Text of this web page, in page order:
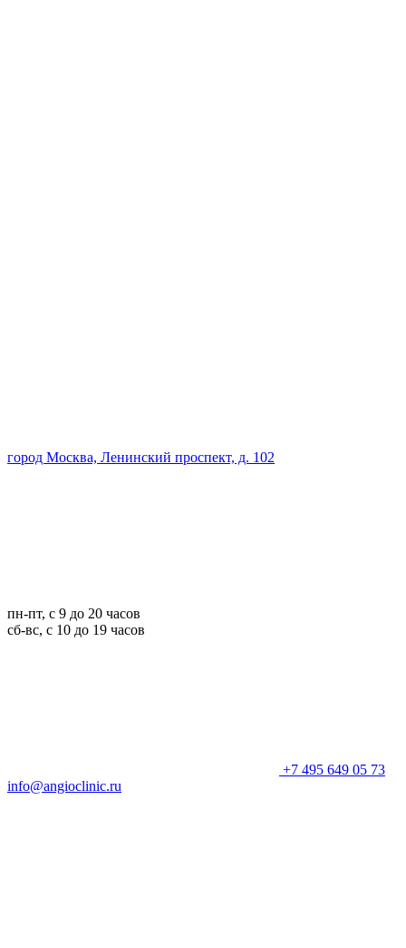
город Москва, Ленинский проспект, д. 102
пн-пт, с 9 до 20 часов
сб-вс, с 10 до 19 часов
+7 495 649 05 73
info@angioclinic.ru